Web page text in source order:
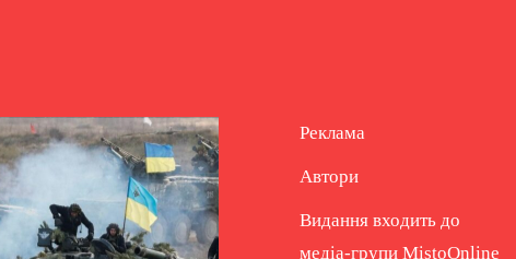
Реклама
Автори
Видання входить до
медіа-групи MistoOnline